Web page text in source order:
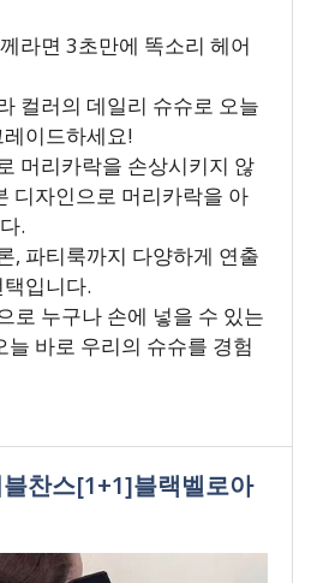
라면 3초만에 똑소리 헤어
컬러의 데일리 슈슈로 오늘
이드하세요!
머리카락을 손상시키지 않
디자인으로 머리카락을 아
.
, 파티룩까지 다양하게 연출
입니다.
로 누구나 손에 넣을 수 있는
늘 바로 우리의 슈슈를 경험
찬스[1+1]블랙벨로아